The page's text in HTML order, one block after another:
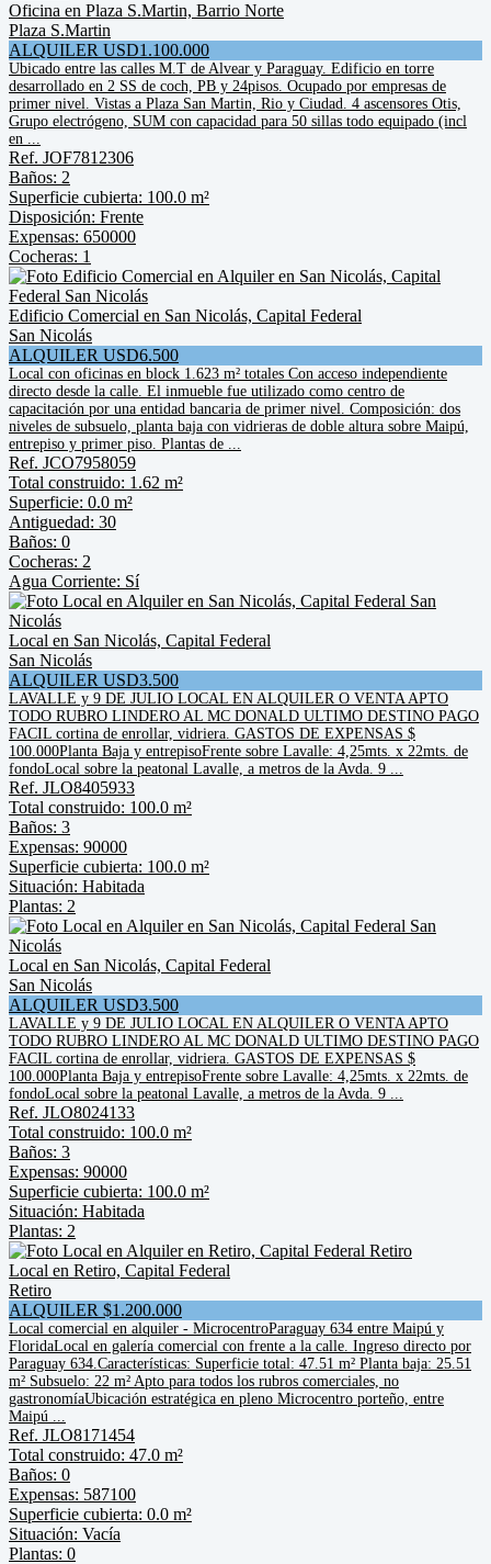
Oficina en Plaza S.Martin, Barrio Norte
Plaza S.Martin
ALQUILER USD1.100.000
Ubicado entre las calles M.T de Alvear y Paraguay. Edificio en torre
desarrollado en 2 SS de coch, PB y 24pisos. Ocupado por empresas de
primer nivel. Vistas a Plaza San Martin, Rio y Ciudad. 4 ascensores Otis,
Grupo electrógeno, SUM con capacidad para 50 sillas todo equipado (incl
en ...
Ref. JOF7812306
Baños: 2
Superficie cubierta: 100.0 m²
Disposición: Frente
Expensas: 650000
Cocheras: 1
Edificio Comercial en San Nicolás, Capital Federal
San Nicolás
ALQUILER USD6.500
Local con oficinas en block 1.623 m² totales Con acceso independiente
directo desde la calle. El inmueble fue utilizado como centro de
capacitación por una entidad bancaria de primer nivel. Composición: dos
niveles de subsuelo, planta baja con vidrieras de doble altura sobre Maipú,
entrepiso y primer piso. Plantas de ...
Ref. JCO7958059
Total construido: 1.62 m²
Superficie: 0.0 m²
Antiguedad: 30
Baños: 0
Cocheras: 2
Agua Corriente: Sí
Local en San Nicolás, Capital Federal
San Nicolás
ALQUILER USD3.500
LAVALLE y 9 DE JULIO LOCAL EN ALQUILER O VENTA APTO
TODO RUBRO LINDERO AL MC DONALD ULTIMO DESTINO PAGO
FACIL cortina de enrollar, vidriera. GASTOS DE EXPENSAS $
100.000Planta Baja y entrepisoFrente sobre Lavalle: 4,25mts. x 22mts. de
fondoLocal sobre la peatonal Lavalle, a metros de la Avda. 9 ...
Ref. JLO8405933
Total construido: 100.0 m²
Baños: 3
Expensas: 90000
Superficie cubierta: 100.0 m²
Situación: Habitada
Plantas: 2
Local en San Nicolás, Capital Federal
San Nicolás
ALQUILER USD3.500
LAVALLE y 9 DE JULIO LOCAL EN ALQUILER O VENTA APTO
TODO RUBRO LINDERO AL MC DONALD ULTIMO DESTINO PAGO
FACIL cortina de enrollar, vidriera. GASTOS DE EXPENSAS $
100.000Planta Baja y entrepisoFrente sobre Lavalle: 4,25mts. x 22mts. de
fondoLocal sobre la peatonal Lavalle, a metros de la Avda. 9 ...
Ref. JLO8024133
Total construido: 100.0 m²
Baños: 3
Expensas: 90000
Superficie cubierta: 100.0 m²
Situación: Habitada
Plantas: 2
Local en Retiro, Capital Federal
Retiro
ALQUILER $1.200.000
Local comercial en alquiler - MicrocentroParaguay 634 entre Maipú y
FloridaLocal en galería comercial con frente a la calle. Ingreso directo por
Paraguay 634.Características: Superficie total: 47.51 m² Planta baja: 25.51
m² Subsuelo: 22 m² Apto para todos los rubros comerciales, no
gastronomíaUbicación estratégica en pleno Microcentro porteño, entre
Maipú ...
Ref. JLO8171454
Total construido: 47.0 m²
Baños: 0
Expensas: 587100
Superficie cubierta: 0.0 m²
Situación: Vacía
Plantas: 0